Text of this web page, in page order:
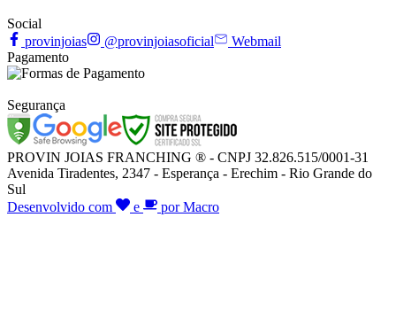
Social
provinjoias
@provinjoiasoficial
Webmail
Pagamento
Segurança
PROVIN JOIAS FRANCHING ® - CNPJ 32.826.515/0001-31
Avenida Tiradentes, 2347 - Esperança - Erechim - Rio Grande do
Sul
Desenvolvido com
e por Macro